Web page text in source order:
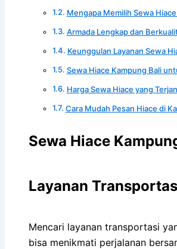
Mengapa Memilih Sewa
Armada Lengkap dan
Keunggulan Layanan Sewa
Sewa Hiace Kampung Bali
Harga Sewa Hiace yang
Cara Mudah Pesan Hiace di
Sewa Hiace
Layanan
Mencari layanan transportasi
bisa menikmati perjalanan